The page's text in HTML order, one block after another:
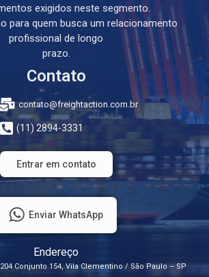
exigidos neste segmento.
para quem busca um relacionamento
profissional de longo
prazo.
Contato
contato@freightaction.com.br
(11) 2894-3331
Entrar em contato
Enviar WhatsApp
Endereço
Conjunto 154, Vila Clementino / São Paulo – SP